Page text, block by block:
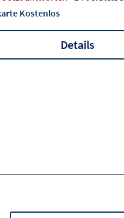
Kostenlos
Details